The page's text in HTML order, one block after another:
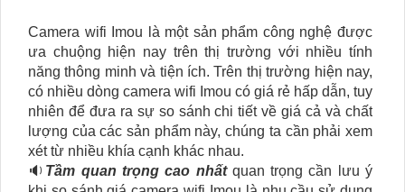
Camera wifi Imou là một sản phẩm công nghệ được
ưa chuộng hiện nay trên thị trường với nhiều tính
năng thông minh và tiện ích. Trên thị trường hiện nay,
có nhiều dòng camera wifi Imou có giá rẻ hấp dẫn, tuy
nhiên để đưa ra sự so sánh chi tiết về giá cả và chất
lượng của các sản phẩm này, chúng ta cần phải xem
xét từ nhiều khía cạnh khác nhau.
🔉 Tầm quan trọng cao nhấtquan trọng cần lưu ý